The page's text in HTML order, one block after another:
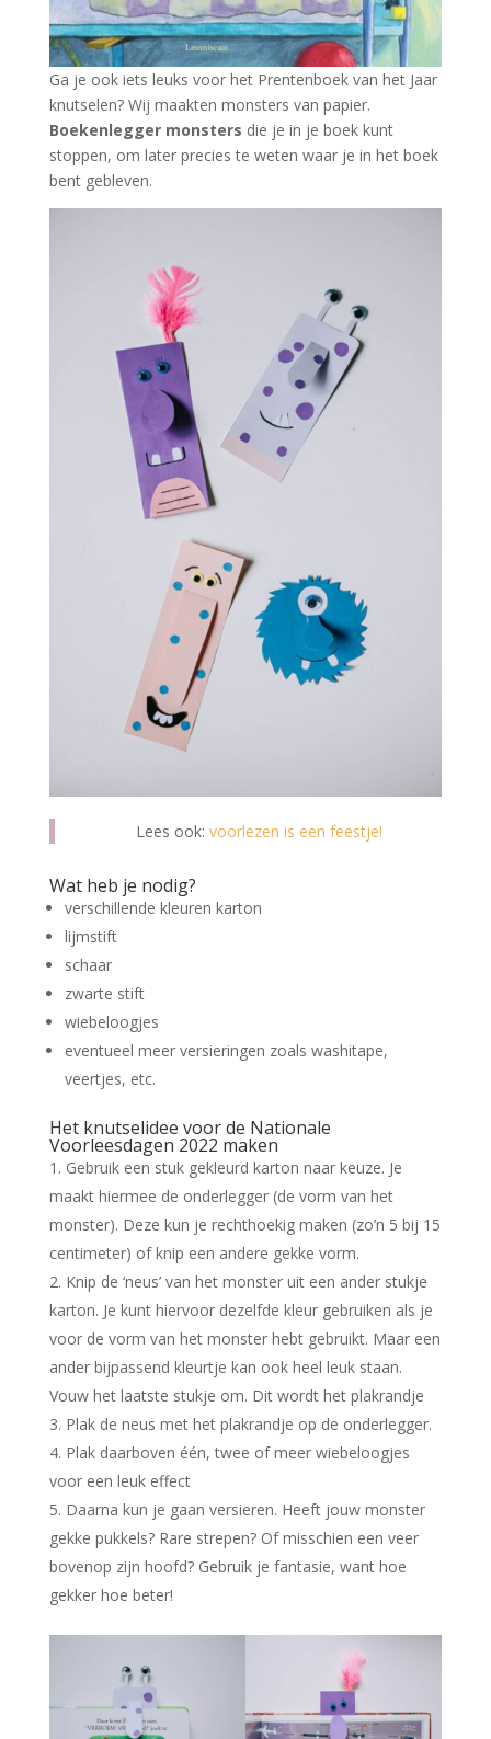
Ga je ook iets leuks voor het Prentenboek van het Jaar
knutselen? Wij maakten monsters van papier.
Boekenlegger monsters die je in je boek kunt
stoppen, om later precies te weten waar je in het boek
bent gebleven.
Lees ook: voorlezen is een feestje!
Wat heb je nodig?
verschillende kleuren karton
lijmstift
schaar
zwarte stift
wiebeloogjes
eventueel meer versieringen zoals washitape,
veertjes, etc.
Het knutselidee voor de Nationale
Voorleesdagen 2022 maken
Gebruik een stuk gekleurd karton naar keuze. Je
maakt hiermee de onderlegger (de vorm van het
monster). Deze kun je rechthoekig maken (zo’n 5 bij 15
centimeter) of knip een andere gekke vorm.
Knip de ‘neus’ van het monster uit een ander stukje
karton. Je kunt hiervoor dezelfde kleur gebruiken als je
voor de vorm van het monster hebt gebruikt. Maar een
ander bijpassend kleurtje kan ook heel leuk staan.
Vouw het laatste stukje om. Dit wordt het plakrandje
Plak de neus met het plakrandje op de onderlegger.
Plak daarboven één, twee of meer wiebeloogjes
voor een leuk effect
Daarna kun je gaan versieren. Heeft jouw monster
gekke pukkels? Rare strepen? Of misschien een veer
bovenop zijn hoofd? Gebruik je fantasie, want hoe
gekker hoe beter!